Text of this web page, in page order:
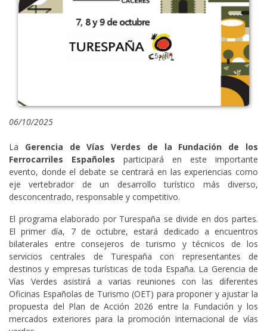
06/10/2025
La Gerencia de Vías Verdes de la Fundación de los
Ferrocarriles Españoles participará en este importante
evento, donde el debate se centrará en las experiencias como
eje vertebrador de un desarrollo turístico más diverso,
desconcentrado, responsable y competitivo.
El programa elaborado por Turespaña se divide en dos partes.
El primer día, 7 de octubre, estará dedicado a encuentros
bilaterales entre consejeros de turismo y técnicos de los
servicios centrales de Turespaña con representantes de
destinos y empresas turísticas de toda España. La Gerencia de
Vías Verdes asistirá a varias reuniones con las diferentes
Oficinas Españolas de Turismo (OET) para proponer y ajustar la
propuesta del Plan de Acción 2026 entre la Fundación y los
mercados exteriores para la promoción internacional de vías